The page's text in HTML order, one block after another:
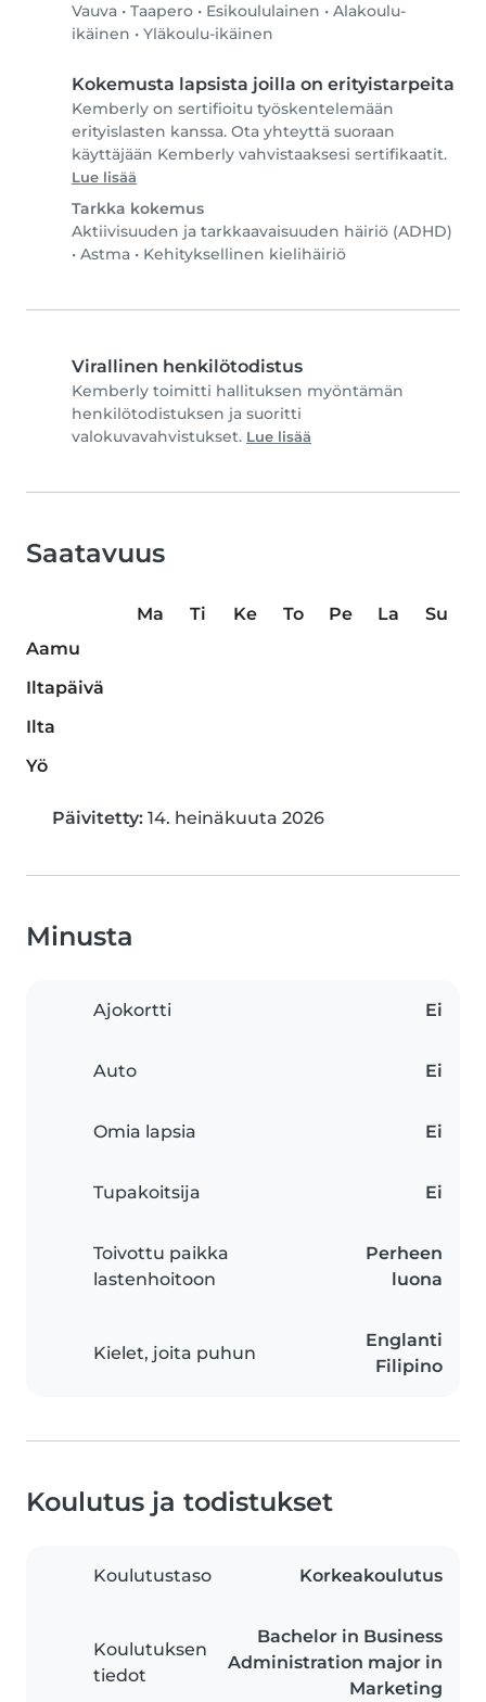
Vauva • Taapero • Esikoululainen • Alakoulu-
ikäinen • Yläkoulu-ikäinen
Kokemusta lapsista joilla on erityistarpeita
Kemberly on sertifioitu työskentelemään
erityislasten kanssa. Ota yhteyttä suoraan
käyttäjään Kemberly vahvistaaksesi sertifikaatit.
Lue lisää
Tarkka kokemus
Aktiivisuuden ja tarkkaavaisuuden häiriö (ADHD)
• Astma • Kehityksellinen kielihäiriö
Virallinen henkilötodistus
Kemberly toimitti hallituksen myöntämän
henkilötodistuksen ja suoritti
valokuvavahvistukset. Lue lisää
Saatavuus
Ma Ti Ke To Pe La
Su
Aamu
Iltapäivä
Ilta
Yö
Päivitetty: 14. heinäkuuta 2026
Minusta
Ajokortti Ei
Auto Ei
Omia lapsia Ei
Tupakoitsija Ei
Toivottu paikka
lastenhoitoon
Perheen
luona
Kielet, joita puhun
Englanti
Filipino
Koulutus ja todistukset
Koulutustaso Korkeakoulutus
Koulutuksen
tiedot
Bachelor in Business
Administration major in
Marketing